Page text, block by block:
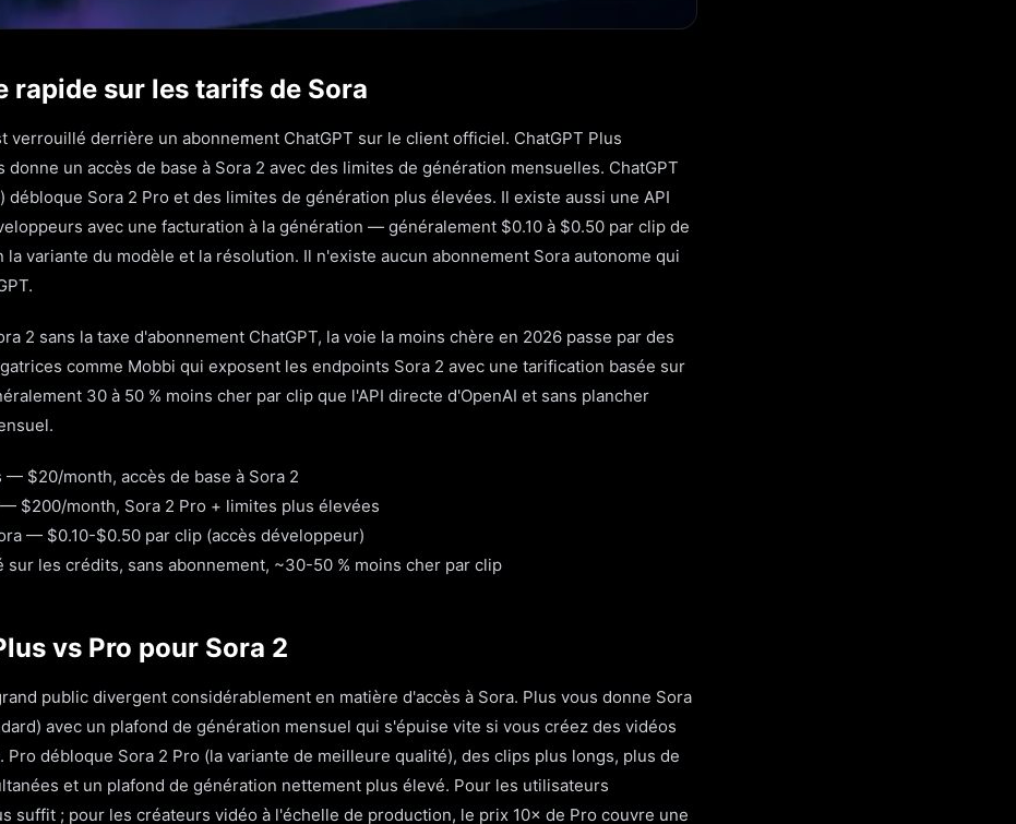
rapide sur les tarifs de Sora
verrouillé derrière un abonnement ChatGPT sur le client officiel. ChatGPT Plus
donne un accès de base à Sora 2 avec des limites de génération mensuelles. ChatGPT
débloque Sora 2 Pro et des limites de génération plus élevées. Il existe aussi une API
avec une facturation à la génération — généralement $0.10 à $0.50 par clip de
la variante du modèle et la résolution. Il n'existe aucun abonnement Sora autonome qui
2 sans la taxe d'abonnement ChatGPT, la voie la moins chère en 2026 passe par des
comme Mobbi qui exposent les endpoints Sora 2 avec une tarification basée sur
30 à 50 % moins cher par clip que l'API directe d'OpenAI et sans plancher
— $20/month, accès de base à Sora 2
$200/month, Sora 2 Pro + limites plus élevées
— $0.10-$0.50 par clip (accès développeur)
les crédits, sans abonnement, ~30-50 % moins cher par clip
vs Pro pour Sora 2
public divergent considérablement en matière d'accès à Sora. Plus vous donne Sora
avec un plafond de génération mensuel qui s'épuise vite si vous créez des vidéos
Pro débloque Sora 2 Pro (la variante de meilleure qualité), des clips plus longs, plus de
et un plafond de génération nettement plus élevé. Pour les utilisateurs
suffit ; pour les créateurs vidéo à l'échelle de production, le prix 10× de Pro couvre une